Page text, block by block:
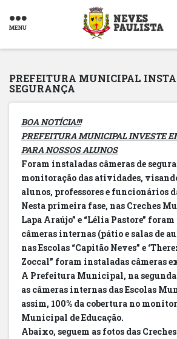
MENU
PREFEITURA MUNICIPAL
SEGURANÇA
BOA NOTÍCIA!!!
PREFEITURA MUNICIPAL INVESTE
PARA NOSSOS ALUNOS
Foram instaladas câmeras de
monitoração das atividades,
alunos, professores e funcionários
Nesta primeira fase, nas Creches
Lapa Araújo” e “Lélia Pastore”
câmeras internas (pátio e salas de
nas Escolas “Capitão Neves” e
Zoccal” foram instaladas câmeras
A Prefeitura Municipal, na
as câmeras internas das Escolas
assim, 100% da cobertura no
Municipal de Educação.
Abaixo, seguem as fotos das